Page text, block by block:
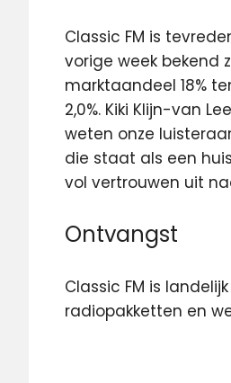
Classic FM is
vorige week bekend
marktaandeel 18%
2,0%. Kiki Klijn-van
weten onze
die staat als een
vol vertrouwen uit
Ontvangst
Classic FM is
radiopakketten en